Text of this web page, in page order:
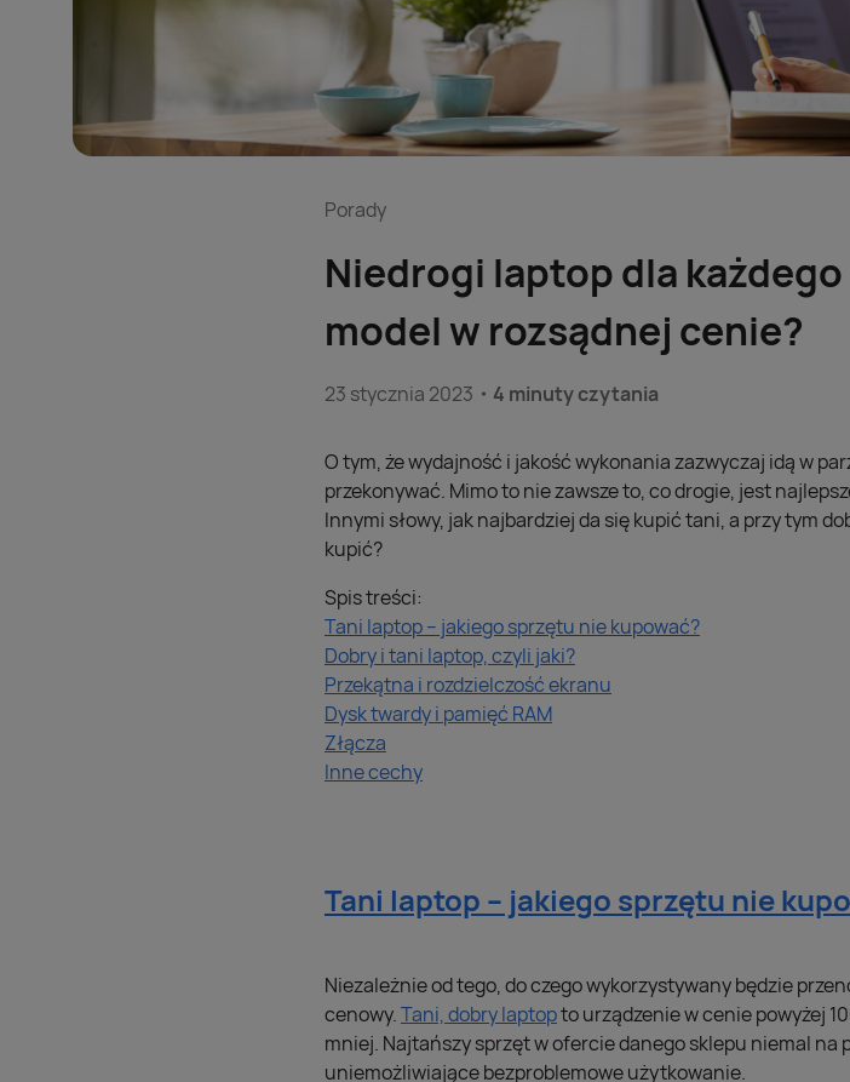
Porady
Niedrogi laptop dla
model w rozsądnej cenie?
23 stycznia 2023 4 minuty czytania
O tym, że wydajność i jakość wykonania zazwyczaj idą w
przekonywać. Mimo to nie zawsze to, co drogie, jest
Innymi słowy, jak najbardziej da się kupić tani, a przy tym
kupić?
Spis treści:
Tani laptop – jakiego sprzętu nie kupować?
Dobry i tani laptop, czyli jaki?
Przekątna i rozdzielczość ekranu
Dysk twardy i pamięć RAM
Złącza
Inne cechy
Tani laptop – jakiego sprzętu nie
Niezależnie od tego, do czego wykorzystywany będzie
cenowy.Tani, dobry laptopto urządzenie w cenie powyżej
mniej. Najtańszy sprzęt w ofercie danego sklepu niemal na
uniemożliwiające bezproblemowe użytkowanie.